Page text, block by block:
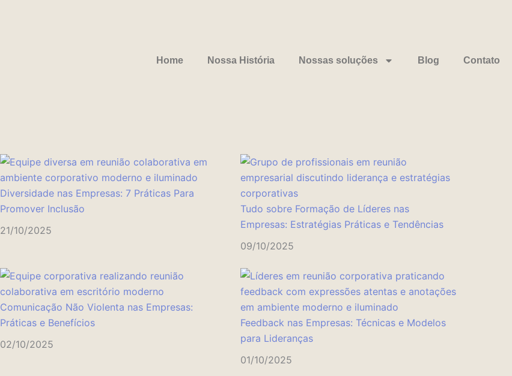
Home Nossa História Nossas soluções Blog Contato
Diversidade nas Empresas: 7 Práticas Para
Promover Inclusão
21/10/2025
Tudo sobre Formação de Líderes nas
Empresas: Estratégias Práticas e Tendências
09/10/2025
Comunicação Não Violenta nas Empresas:
Práticas e Benefícios
02/10/2025
Feedback nas Empresas: Técnicas e Modelos
para Lideranças
01/10/2025